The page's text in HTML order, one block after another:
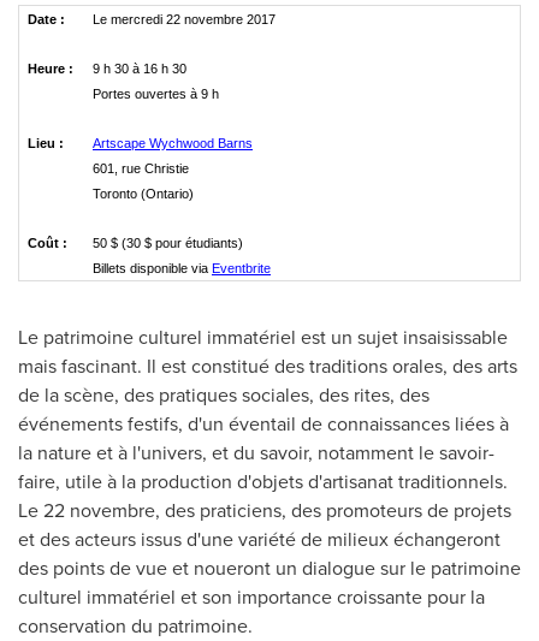
Date : Le mercredi 22 novembre 2017
Heure :
9 h 30 à 16 h 30
Portes ouvertes à 9 h
Lieu :
Artscape Wychwood Barns
601, rue Christie
Toronto (Ontario)
Coût :
50 $ (30 $ pour étudiants)
Billets disponible via Eventbrite
Le patrimoine culturel immatériel est un sujet insaisissable
mais fascinant. Il est constitué des traditions orales, des arts
de la scène, des pratiques sociales, des rites, des
événements festifs, d'un éventail de connaissances liées à
la nature et à l'univers, et du savoir, notamment le savoir-
faire, utile à la production d'objets d'artisanat traditionnels.
Le 22 novembre, des praticiens, des promoteurs de projets
et des acteurs issus d'une variété de milieux échangeront
des points de vue et noueront un dialogue sur le patrimoine
culturel immatériel et son importance croissante pour la
conservation du patrimoine.